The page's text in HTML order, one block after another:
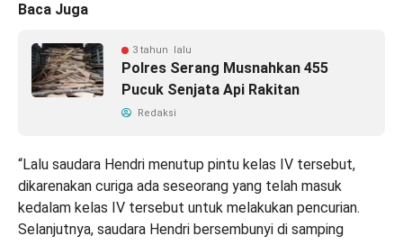
Baca Juga
3 tahun lalu
Polres Serang Musnahkan 455
Pucuk Senjata Api Rakitan
Redaksi
“Lalu saudara Hendri menutup pintu kelas IV tersebut,
dikarenakan curiga ada seseorang yang telah masuk
kedalam kelas IV tersebut untuk melakukan pencurian.
Selanjutnya, saudara Hendri bersembunyi di samping